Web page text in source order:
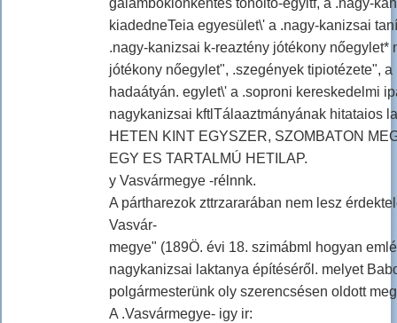
galambokiönkéntes tonoltó-egyltf, a .nagy-
kiadedneTeia egyesület\' a .nagy-kanizsai
.nagy-kanizsai k-reaztény jótékony nőegylet*
jótékony nőegylet", .szegények tipiotézete", a
hadaátyán. egylet\' a .soproni kereskedelmi
nagykanizsai kftlTálaaztmányának hitataios
HETEN KINT EGYSZER, SZOMBATON
EGY ES TARTALMÚ HETILAP.
y Vasvármegye -rélnnk.
A pártharezok zttrzararában nem lesz
Vasvár-
megye" (189Ö. évi 18. szimábml hogyan
nagykanizsai laktanya építéséről. melyet
polgármesterünk oly szerencsésen oldott
A .Vasvármegye- igy ir: